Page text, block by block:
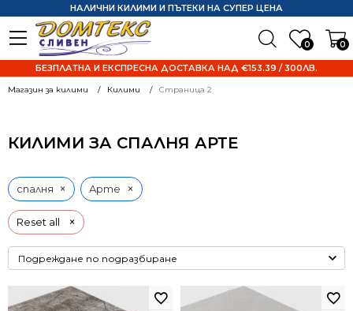
0 0
НАЛИЧНИ КИЛИМИ И ПЪТЕКИ НА СУПЕР ЦЕНА
БЕЗПЛАТНА И ЕКСПРЕСНА ДОСТАВКА НАД €153.39 / 300ЛВ.
Магазин за килими Килими Страница 2
КИЛИМИ ЗА СПАЛНЯ АРТЕ
Reset all ×
спалня × Арте ×